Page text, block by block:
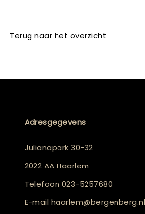
Terug naar het overzicht
Adresgegevens
Julianapark 30-32
2022 AA Haarlem
Telefoon 023-5257680
E-mail haarlem@bergenberg.nl